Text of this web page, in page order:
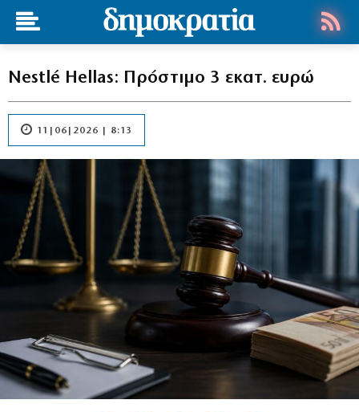
Nestlé Hellas: Πρόστιμο 3 εκατ. ευρώ
11|06|2026 | 8:13